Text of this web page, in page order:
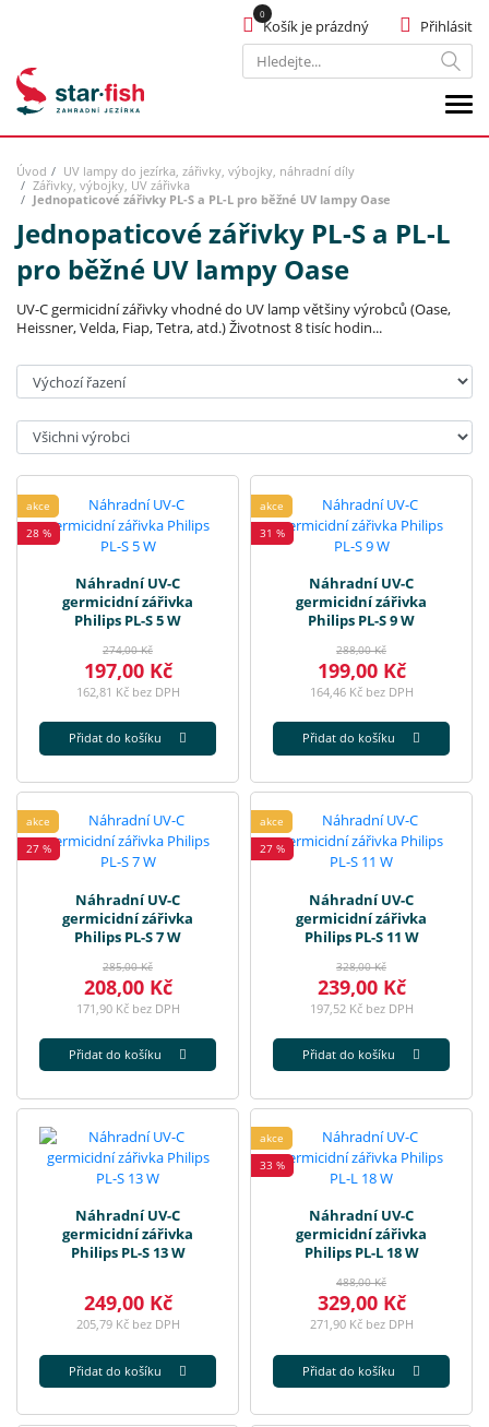
Hledat
Přihlásit
Košík je prázdný
Úvod
UV lampy do jezírka, zářivky, výbojky, náhradní díly
Zářivky, výbojky, UV zářivka
Jednopaticové zářivky PL-S a PL-L pro běžné UV lampy Oase
Jednopaticové zářivky PL-S a PL-L
pro běžné UV lampy Oase
UV-C germicidní zářivky vhodné do UV lamp většiny výrobců (Oase,
Heissner, Velda, Fiap, Tetra, atd.) Životnost 8 tisíc hodin...
Seřadit:
Výrobci:
akce
28 %
Náhradní UV-C
germicidní zářivka
Philips PL-S 5 W
274,00 Kč
197,00 Kč
162,81 Kč bez DPH
Přidat do košíku
akce
31 %
Náhradní UV-C
germicidní zářivka
Philips PL-S 9 W
288,00 Kč
199,00 Kč
164,46 Kč bez DPH
Přidat do košíku
akce
27 %
Náhradní UV-C
germicidní zářivka
Philips PL-S 7 W
285,00 Kč
208,00 Kč
171,90 Kč bez DPH
Přidat do košíku
akce
27 %
Náhradní UV-C
germicidní zářivka
Philips PL-S 11 W
328,00 Kč
239,00 Kč
197,52 Kč bez DPH
Přidat do košíku
Náhradní UV-C
germicidní zářivka
Philips PL-S 13 W
249,00 Kč
205,79 Kč bez DPH
Přidat do košíku
akce
33 %
Náhradní UV-C
germicidní zářivka
Philips PL-L 18 W
488,00 Kč
329,00 Kč
271,90 Kč bez DPH
Přidat do košíku